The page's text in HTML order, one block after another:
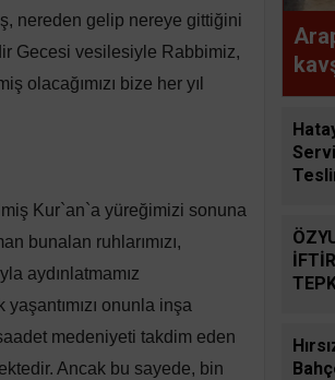
nereden gelip nereye gittiğini
Gecesi vesilesiyle Rabbimiz,
olacağımızı bize her yıl
Kur`an`a yüreğimizi sonuna
bunalan ruhlarımızı,
aydınlatmamız
yaşantımızı onunla inşa
medeniyeti takdim eden
Ancak bu sayede, bin